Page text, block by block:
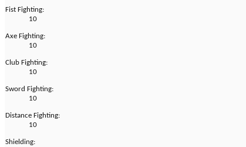
Fist Fighting:
10
Axe Fighting:
10
Club Fighting:
10
Sword Fighting:
10
Distance Fighting:
10
Shielding: